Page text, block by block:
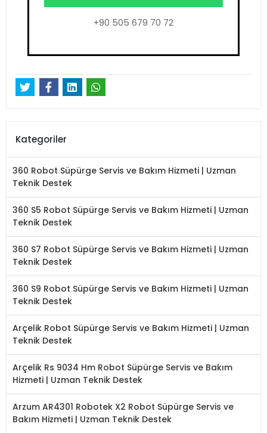
+90 505 679 70 72
Kategoriler
360 Robot Süpürge Servis ve Bakım Hizmeti | Uzman
Teknik Destek
360 S5 Robot Süpürge Servis ve Bakım Hizmeti | Uzman
Teknik Destek
360 S7 Robot Süpürge Servis ve Bakım Hizmeti | Uzman
Teknik Destek
360 S9 Robot Süpürge Servis ve Bakım Hizmeti | Uzman
Teknik Destek
Arçelik Robot Süpürge Servis ve Bakım Hizmeti | Uzman
Teknik Destek
Arçelik Rs 9034 Hm Robot Süpürge Servis ve Bakım
Hizmeti | Uzman Teknik Destek
Arzum AR4301 Robotek X2 Robot Süpürge Servis ve
Bakım Hizmeti | Uzman Teknik Destek